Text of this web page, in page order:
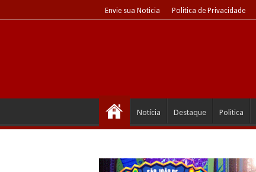
Envie sua Noticia Politica de Privacidade
Notícia Destaque Politica